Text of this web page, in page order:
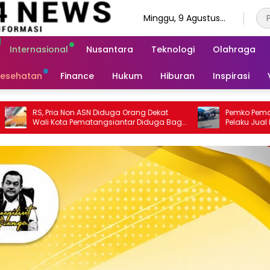
Minggu, 9 Agustus
Internasional Nusantara Teknologi Olahraga
Finance Hukum Hiburan Inspirasi
Dekat
Diduga Bagi
Pemko Pematangsiantar Diminta Buru
Pelaku Jual Beli Badan Jalan Pada PKL